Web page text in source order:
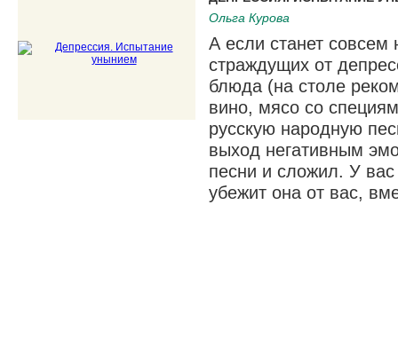
Ольга Курова
А если станет совсем
страждущих от
блюда (на столе
вино, мясо со
русскую народную
выход негативным
песни и сложил. У вас
убежит она от вас,